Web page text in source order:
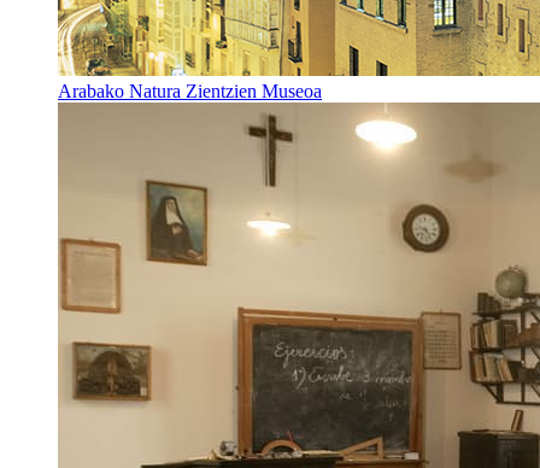
Arabako Natura Zientzien Museoa